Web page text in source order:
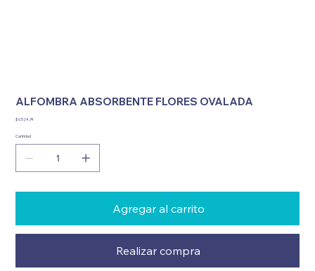
ALFOMBRA ABSORBENTE FLORES OVALADA
Precio
$ 6.524,74
Cantidad
Agregar al carrito
Realizar compra